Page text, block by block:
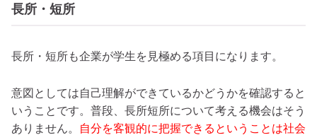
長所・短所
長所・短所も企業が学生を見極める項目になります。
意図としては自己理解ができているかどうかを確認すると
いうことです。普段、長所短所について考える機会はそう
ありません。
自分を客観的に把握できるということは社会